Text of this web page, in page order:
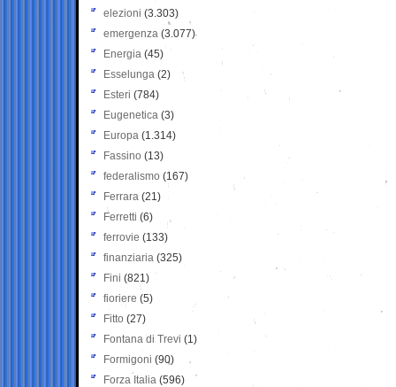
elezioni (3.303)
emergenza (3.077)
Energia (45)
Esselunga (2)
Esteri (784)
Eugenetica (3)
Europa (1.314)
Fassino (13)
federalismo (167)
Ferrara (21)
Ferretti (6)
ferrovie (133)
finanziaria (325)
Fini (821)
fioriere (5)
Fitto (27)
Fontana di Trevi (1)
Formigoni (90)
Forza Italia (596)